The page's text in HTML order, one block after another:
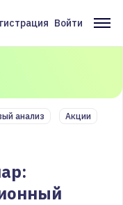
Войти
анализ
Акции